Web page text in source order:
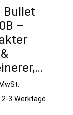
Bullet
–
2-3 Werktage